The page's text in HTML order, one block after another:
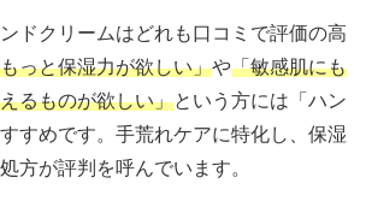
ドクリームはどれも口コミで評価の高
っと保湿力が欲しい」や「敏感肌にも
るものが欲しい」という方には「ハン
すめです。手荒れケアに特化し、保湿
方が評判を呼んでいます。